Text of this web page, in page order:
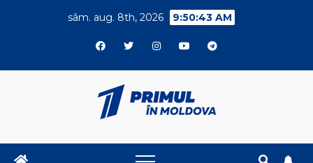
sâm. aug. 8th, 2026 9:50:43 AM